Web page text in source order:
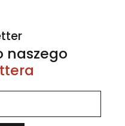
naszego